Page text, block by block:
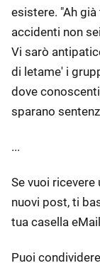
esistere. "Ah
accidenti non
Vi sarò
di letame' i
dove
sparano
...
Se vuoi
nuovi post, ti
tua casella
Puoi